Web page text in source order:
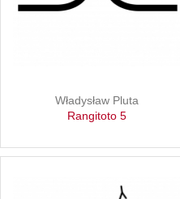
Władysław Pluta
Rangitoto 5